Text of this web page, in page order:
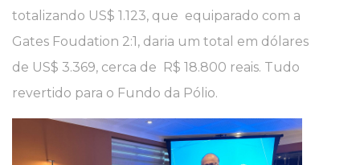
totalizando US$ 1.123, que equiparado com a
Gates Foudation 2:1, daria um total em dólares
de US$ 3.369, cerca de R$ 18.800 reais. Tudo
revertido para o Fundo da Pólio.